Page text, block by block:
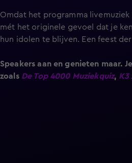
Omdat het programma
mét het originele gevoel dat je
hun idolen te blijven. Een feest
Speakers aan en genieten maar.
zoals De Top 4000 Muziekquiz, K3